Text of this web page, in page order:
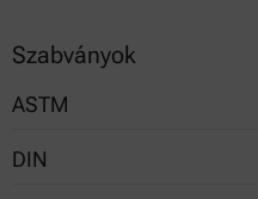
Szabványok
ASTM
D 2396
DIN